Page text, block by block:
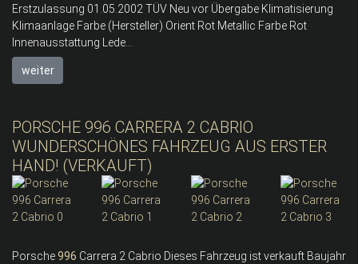
Erstzulassung 01.05.2002 TÜV Neu vor Übergabe Klimatisierung
Klimaanlage Farbe (Hersteller) Orient Rot Metallic Farbe Rot
Innenausstattung Lede...
weiter
PORSCHE 996 CARRERA 2 CABRIO
WUNDERSCHÖNES FAHRZEUG AUS ERSTER
HAND! (VERKAUFT)
Porsche996 Carrera 2 Cabrio Dieses Fahrzeug ist verkauft Baujahr